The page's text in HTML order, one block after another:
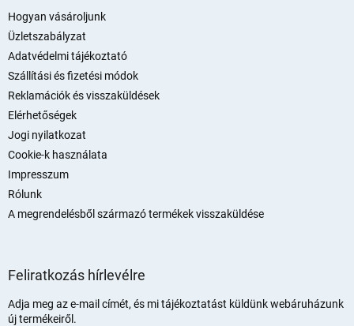
Hogyan vásároljunk
Üzletszabályzat
Adatvédelmi tájékoztató
Szállítási és fizetési módok
Reklamációk és visszaküldések
Elérhetőségek
Jogi nyilatkozat
Cookie-k használata
Impresszum
Rólunk
A megrendelésből származó termékek visszaküldése
Feliratkozás hírlevélre
Adja meg az e-mail címét, és mi tájékoztatást küldünk webáruházunk
új termékeiről.